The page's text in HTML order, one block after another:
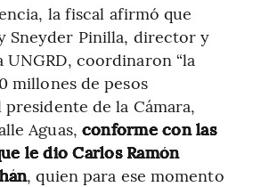
la fiscal afirmó que
Sneyder Pinilla, director y
coordinaron “la
millones de pesos
de la Cámara,
Aguas, conforme con las
le dio Carlos Ramón
, quien para ese momento